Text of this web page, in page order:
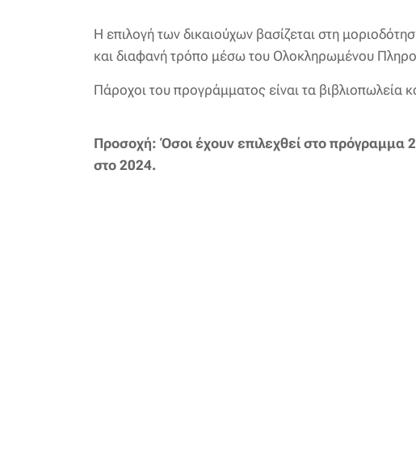
Η επιλογή των δικαιούχων βασίζεται στη
και διαφανή τρόπο μέσω του Ολοκληρωμένου
Πάροχοι του προγράμματος είναι τα βιβλιοπωλεία
Προσοχή: Όσοι έχουν επιλεχθεί στο πρόγραμμα
στο 2024.